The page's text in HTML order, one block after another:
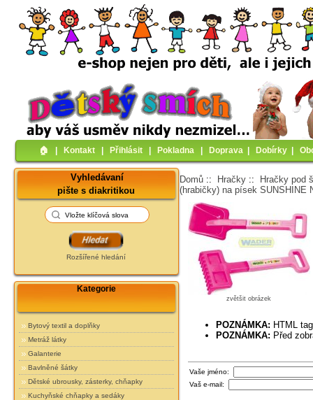
🏠︎ Kontakt Přihlásit Pokladna Doprava Dobírky
Vyhledávaní
pište s diakritikou
Rozšířené hledání
Kategorie
Bytový textil a doplňky
Metráž látky
Galanterie
Bavlněné šátky
Dětské ubrousky, zásterky, chňapky
Kuchyňské chňapky a sedáky
Domů :: Hračky ::
Hračky pod
(hrabičky) na písek SUNSHINE
zvětšit obrázek
POZNÁMKA: HTML
POZNÁMKA: Před
Vaše jméno:
Vaš e-mail: